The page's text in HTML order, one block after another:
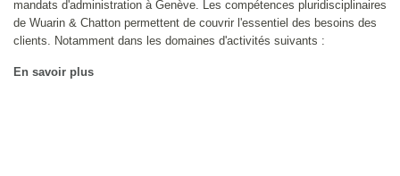
mandats d'administration à Genève. Les compétences pluridisciplinaires
de Wuarin & Chatton permettent de couvrir l'essentiel des besoins des
clients. Notamment dans les domaines d'activités suivants :
En savoir plus